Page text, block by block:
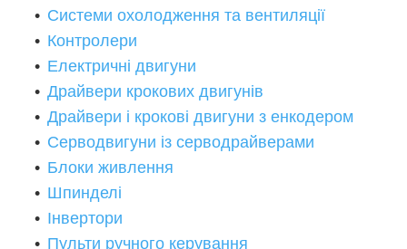
Системи охолодження та вентиляції
Контролери
Електричні двигуни
Драйвери крокових двигунів
Драйвери і крокові двигуни з енкодером
Серводвигуни із серводрайверами
Блоки живлення
Шпинделі
Інвертори
Пульти ручного керування